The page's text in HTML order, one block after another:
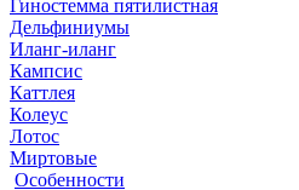
Гиностемма пятилистная
Дельфиниумы
Иланг-иланг
Кампсис
Каттлея
Колеус
Лотос
Миртовые
Особенности